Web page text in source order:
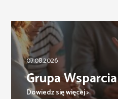
07.08.2026
Grupa Wsparcia
Dowiedz się więcej >